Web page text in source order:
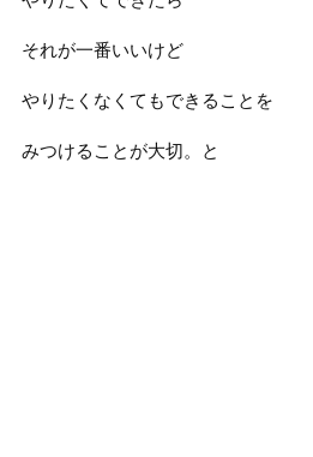
それが一番いいけど
やりたくなくてもできることを
みつけることが大切。と